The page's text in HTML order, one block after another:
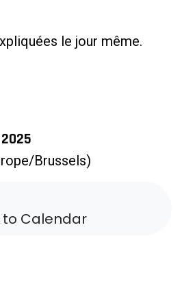
le jour même.
Brussels)
to Calendar